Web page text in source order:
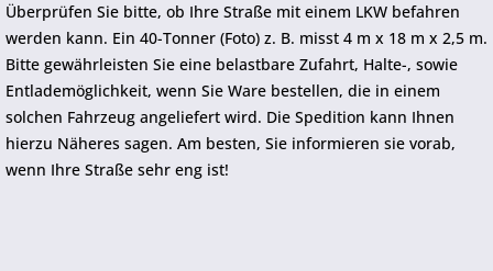
Überprüfen Sie bitte, ob Ihre Straße mit einem LKW befahren
werden kann. Ein 40-Tonner (Foto) z. B. misst 4 m x 18 m x 2,5 m.
Bitte gewährleisten Sie eine belastbare Zufahrt, Halte-, sowie
Entlademöglichkeit, wenn Sie Ware bestellen, die in einem
solchen Fahrzeug angeliefert wird. Die Spedition kann Ihnen
hierzu Näheres sagen. Am besten, Sie informieren sie vorab,
wenn Ihre Straße sehr eng ist!